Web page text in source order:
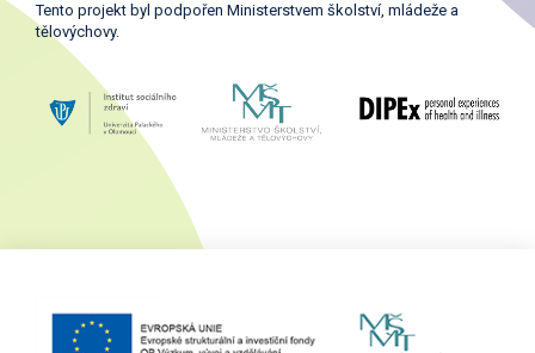
Tento projekt byl podpořen Ministerstvem školství, mládeže a
tělovýchovy.